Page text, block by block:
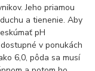
Jeho priamou
a tienenie. Aby
pH
v ponukách
6,0, pôda sa musí